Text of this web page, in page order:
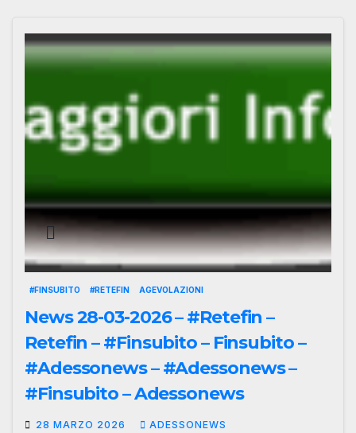
#FINSUBITO #RETEFIN AGEVOLAZIONI
News 28-03-2026 – #Retefin –
Retefin – #Finsubito – Finsubito –
#Adessonews – #Adessonews –
#Finsubito – Adessonews
28 MARZO 2026 ADESSONEWS